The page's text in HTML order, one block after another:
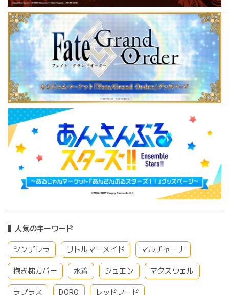
人気のキーワード
シンデレラ リトルマーメイド マルチャーナ
抱き枕カバー 水着 シュエン マクスウェル
ラプラス DORO レッドフード